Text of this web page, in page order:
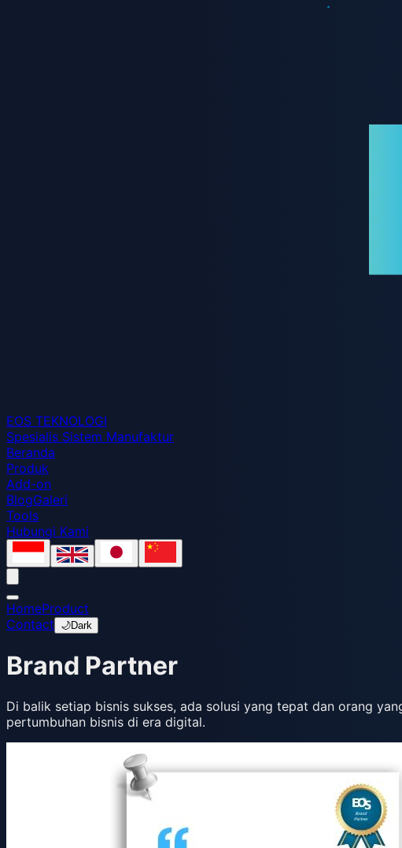
EOS TEKNOLOGI
Spesialis Sistem Manufaktur
Beranda
Produk
Add-on
BlogGaleri
Tools
Hubungi Kami
HomeProduct
Contact
🌙Dark
Brand Partner
Di balik setiap bisnis sukses, ada solusi yang tepat dan orang
pertumbuhan bisnis di era digital.